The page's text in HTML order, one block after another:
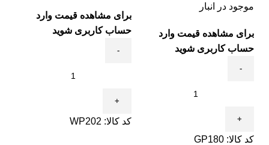
موجود در انبار
برای مشاهده قیمت وارد
حساب کاربری شوید
کد کالا: GP180
برای مشاهده قیمت وارد
حساب کاربری شوید
کد کالا: WP202